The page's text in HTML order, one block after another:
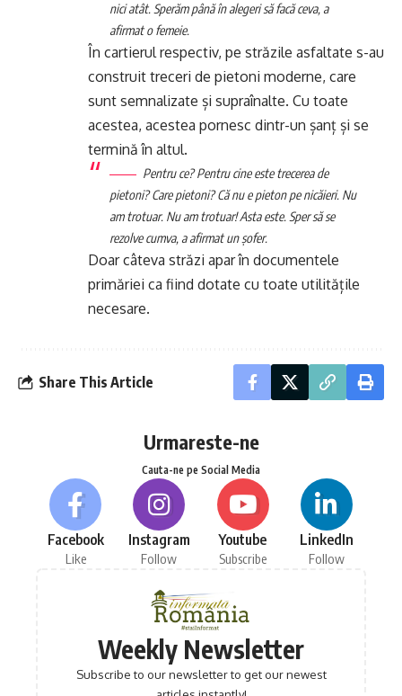
nici atât. Sperăm până în alegeri să facă ceva, a
afirmat o femeie.
În cartierul respectiv, pe străzile asfaltate s-au
construit treceri de pietoni moderne, care
sunt semnalizate și supraînalte. Cu toate
acestea, acestea pornesc dintr-un șanț și se
termină în altul.
Pentru ce? Pentru cine este trecerea de
pietoni? Care pietoni? Că nu e pieton pe nicăieri. Nu
am trotuar. Nu am trotuar! Asta este. Sper să se
rezolve cumva, a afirmat un șofer.
Doar câteva străzi apar în documentele
primăriei ca fiind dotate cu toate utilitățile
necesare.
Share This Article
Urmareste-ne
Cauta-ne pe Social Media
Facebook
Like
Instagram
Follow
Youtube
Subscribe
LinkedIn
Follow
Weekly Newsletter
Subscribe to our newsletter to get our newest